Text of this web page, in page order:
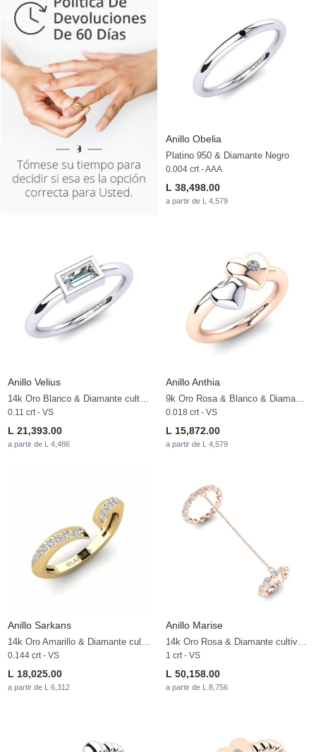
Anillo Obelia
Platino 950 & Diamante Negro
0.004 crt - AAA
L 38,498.00
a partir de L 4,579
Anillo Velius
14k Oro Blanco & Diamante cultivado en laboratorio
0.11 crt - VS
L 21,393.00
a partir de L 4,486
Anillo Anthia
9k Oro Rosa & Blanco & Diamante cultivado en laboratorio
0.018 crt - VS
L 15,872.00
a partir de L 4,579
Anillo Sarkans
14k Oro Amarillo & Diamante cultivado en laboratorio
0.144 crt - VS
L 18,025.00
a partir de L 6,312
Anillo Marise
14k Oro Rosa & Diamante cultivado en laboratorio
1 crt - VS
L 50,158.00
a partir de L 8,756